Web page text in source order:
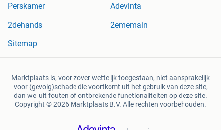
Perskamer
Adevinta
2dehands
2ememain
Sitemap
Marktplaats is, voor zover wettelijk toegestaan, niet aansprakelijk
voor (gevolg)schade die voortkomt uit het gebruik van deze site,
dan wel uit fouten of ontbrekende functionaliteiten op deze site.
Copyright © 2026 Marktplaats B.V. Alle rechten voorbehouden.